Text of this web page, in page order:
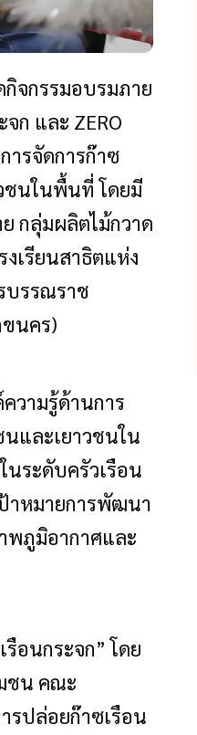
จกรรมอบรมภาย
ก และ ZERO
ารจัดการก๊าซ
ชนในพื้นที่ โดยมี
กลุ่มผลิตไม้กวาด
เรียนสาธิตแห่ง
บรรณราช
นคร)
วามรู้ด้านการ
และเยาวชนใน
นระดับครัวเรือน
าหมายการพัฒนา
พภูมิอากาศและ
อนกระจก” โดย
ชน คณะ
รปล่อยก๊าซเรือน